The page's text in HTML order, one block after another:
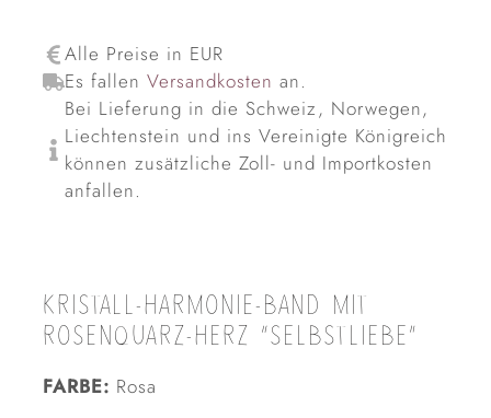
Alle Preise in EUR
Es fallenVersandkostenan.
Bei Lieferung in die Schweiz, Norwegen,
Liechtenstein und ins Vereinigte Königreich
können zusätzliche Zoll- und Importkosten
anfallen.
KRISTALL-HARMONIE-BAND MIT
ROSENQUARZ-HERZ “SELBSTLIEBE”
FARBE: Rosa